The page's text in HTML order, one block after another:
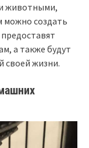
животными,
можно создать
а также будут
своей жизни.